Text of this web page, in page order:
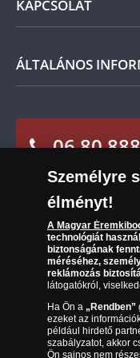
visszaküldheti. A
termék árát,
Magyar
KAPCSOLAT
Ügyfélszolgálat
Leiratkozás a
ÁLTALÁNOS
Sütik (cookies)
Süti (cookies)
Társaságunkról
Az érmék és érmek
Gyakran ismételt
Adatkezelés
06 80
(díjmentesen
óra között,
Személyre
élményt!
A Magyar
technológiát
biztonságának
méréséhez,
reklámozás
látogatókról,
Ha Ön a „Rendben”
ezeket az
például hirdető
szabályzatot, akkor
Ön sajnos nem